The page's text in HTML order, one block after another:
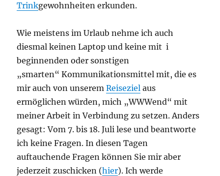
Trinkgewohnheiten erkunden.
Wie meistens im Urlaub nehme ich auch
diesmal keinen Laptop und keine mit i
beginnenden oder sonstigen
„smarten“ Kommunikationsmittel mit, die es
mir auch von unseremReiseziel aus
ermöglichen würden, mich „WWWend“ mit
meiner Arbeit in Verbindung zu setzen. Anders
gesagt: Vom 7. bis 18. Juli lese und beantworte
ich keine Fragen. In diesen Tagen
auftauchende Fragen können Sie mir aber
jederzeit zuschicken (hier). Ich werde